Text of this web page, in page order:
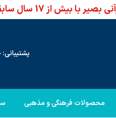
بیش از 17 سال سابقه
پشتیبانی: 66960950-021
محصولات فرهنگی و مذهبی